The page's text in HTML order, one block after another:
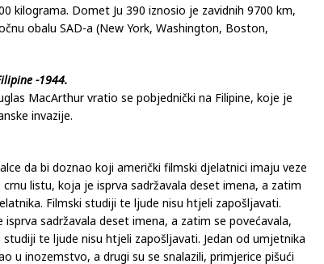
čak 6 motora, velik raspon krila od preko 50 metara
kilograma. Domet Ju 390 iznosio je zavidnih 9700 km,
obalu SAD-a (New York, Washington, Boston,
-1944.
MacArthur vratio se pobjednički na Filipine, koje je
da bi doznao koji američki filmski djelatnici imaju veze
listu, koja je isprva sadržavala deset imena, a zatim
Filmski studiji te ljude nisu htjeli zapošljavati.
sadržavala deset imena, a zatim se povećavala,
te ljude nisu htjeli zapošljavati. Jedan od umjetnika